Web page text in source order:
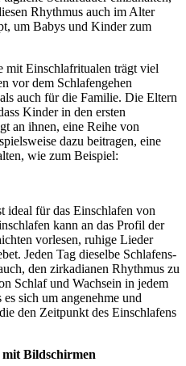
Rhythmus auch im Alter
um Babys und Kinder zum
mit Einschlafritualen trägt viel
vor dem Schlafengehen
auch für die Familie. Die Eltern
Kinder in den ersten
an ihnen, eine Reihe von
dazu beitragen, eine
wie zum Beispiel:
für das Einschlafen von
kann an das Profil der
vorlesen, ruhige Lieder
Jeden Tag dieselbe Schlafens-
den zirkadianen Rhythmus zu
Schlaf und Wachsein in jedem
sich um angenehme und
den Zeitpunkt des Einschlafens
Bildschirmen